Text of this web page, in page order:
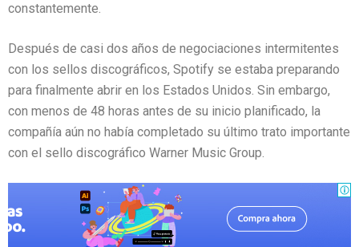
constantemente.
Después de casi dos años de negociaciones intermitentes
con los sellos discográficos, Spotify se estaba preparando
para finalmente abrir en los Estados Unidos. Sin embargo,
con menos de 48 horas antes de su inicio planificado, la
compañía aún no había completado su último trato importante
con el sello discográfico Warner Music Group.